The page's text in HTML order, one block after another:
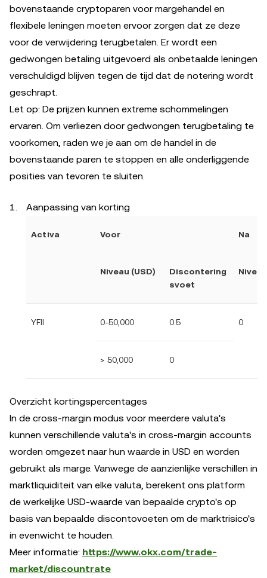
bovenstaande cryptoparen voor margehandel en
flexibele leningen moeten ervoor zorgen dat ze deze
voor de verwijdering terugbetalen. Er wordt een
gedwongen betaling uitgevoerd als onbetaalde leningen
verschuldigd blijven tegen de tijd dat de notering wordt
geschrapt.
Let op: De prijzen kunnen extreme schommelingen
ervaren. Om verliezen door gedwongen terugbetaling te
voorkomen, raden we je aan om de handel in de
bovenstaande paren te stoppen en alle onderliggende
posities van tevoren te sluiten.
Aanpassing van korting
Activa Voor Na
Niveau (USD)
Discontering
svoet
YFII 0-50,000 0.5 0
> 50,000 0
Overzicht kortingspercentages
In de cross-margin modus voor meerdere valuta's
kunnen verschillende valuta's in cross-margin accounts
worden omgezet naar hun waarde in USD en worden
gebruikt als marge. Vanwege de aanzienlijke verschillen in
marktliquiditeit van elke valuta, berekent ons platform
de werkelijke USD-waarde van bepaalde crypto's op
basis van bepaalde discontovoeten om de marktrisico's
in evenwicht te houden.
Meer informatie: https://www.okx.com/trade-
market/discountrate